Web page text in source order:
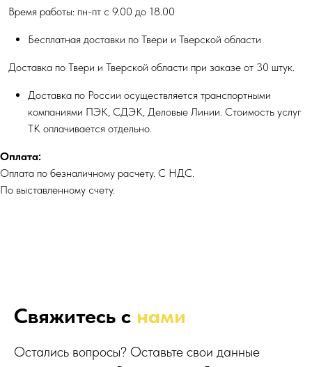
Время работы: пн-пт с 9.00 до 18.00
Бесплатная доставки по Твери и Тверской области
Доставка по Твери и Тверской области при заказе от 30 штук.
Доставка по России осуществляется транспортными
компаниями ПЭК, СДЭК, Деловые Линии. Стоимость услуг
ТК оплачивается отдельно.
Оплата:
Оплата по безналичному расчету. С НДС.
По выставленному счету.
Свяжитесь с нами
Остались вопросы? Оставьте свои данные